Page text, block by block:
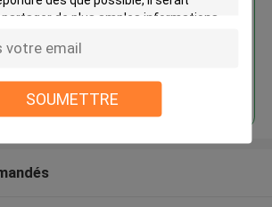
SOUMETTRE
d'aluminium à joints thermiques
Mylar Sacs à fermeture à
manches